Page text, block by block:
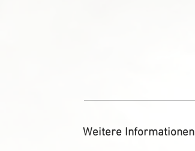
Weitere Informationen